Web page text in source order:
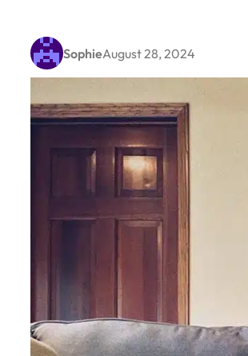
SophieAugust 28, 2024